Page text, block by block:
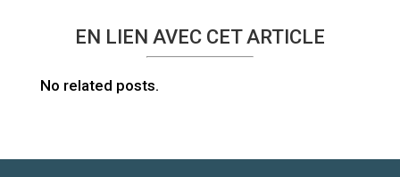
EN LIEN AVEC CET ARTICLE
No related posts.